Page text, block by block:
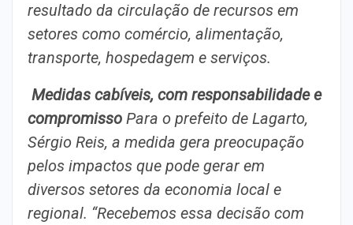
resultado da circulação de recursos em
setores como comércio, alimentação,
transporte, hospedagem e serviços.
Medidas cabíveis, com responsabilidade e
compromisso Para o prefeito de Lagarto,
Sérgio Reis, a medida gera preocupação
pelos impactos que pode gerar em
diversos setores da economia local e
regional. “Recebemos essa decisão com